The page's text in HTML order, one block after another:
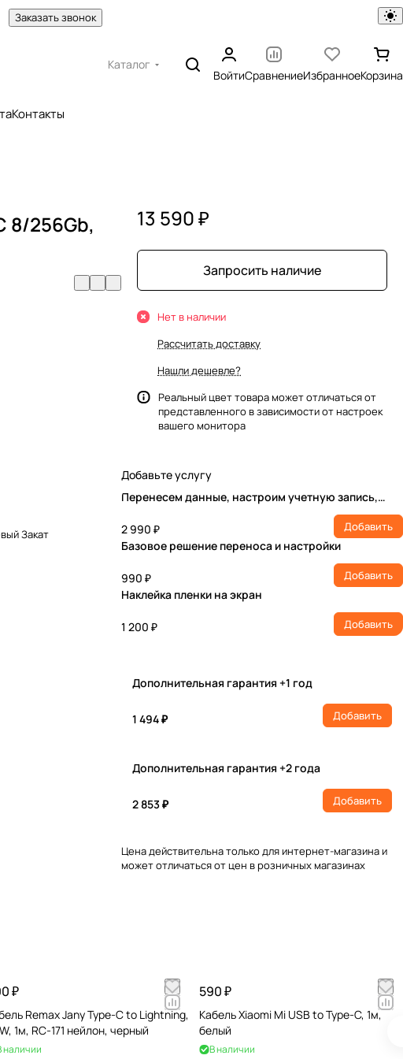
Заказать звонок
Каталог
ВойтиСравнениеИзбранноеКорзина
Контакты
8/256Gb,
Закат
13 590 ₽
Запросить наличие
Нет в наличии
Рассчитать доставку
Нашли дешевле?
Реальный цвет товара может отличаться от
представленного в зависимости от настроек
вашего монитора
Добавьте услугу
Перенесем данные, настроим учетную запись,
2 990 ₽
Добавить
Базовое решение переноса и настройки
990 ₽ Добавить
Наклейка пленки на экран
1 200 ₽ Добавить
Дополнительная гарантия +1 год
1 494 ₽ Добавить
Дополнительная гарантия +2 года
2 853 ₽ Добавить
Цена действительна только для интернет-магазина и
может отличаться от цен в розничных магазинах
₽
Remax Jany Type-C to Lightning,
1м, RC-171 нейлон, черный
наличии
590 ₽
Кабель Xiaomi Mi USB to Type-C, 1м,
белый
В наличии